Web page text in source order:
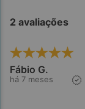
2 avaliações
Fábio G.
há 7 meses